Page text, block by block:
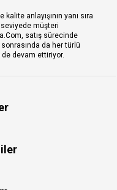
anlayışının yanı sıra
müşteri
satış sürecinde
da her türlü
devam ettiriyor.